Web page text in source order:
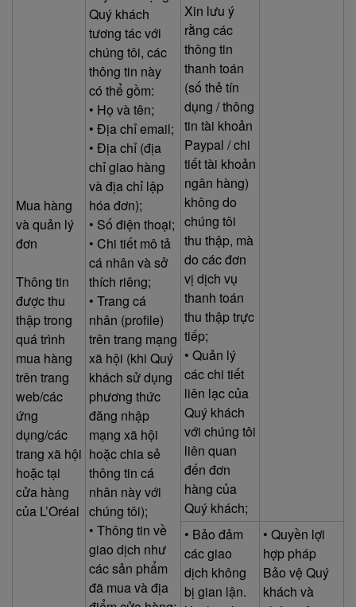
Mua hàng
và quản lý
đơn
Thông tin
được thu
thập trong
quá trình
mua hàng
trên trang
web/các
ứng
dụng/các
trang xã hội
hoặc tại
cửa hàng
của L’Oréal
Quý khách
tương tác với
chúng tôi, các
thông tin này
có thể gồm:
• Họ và tên;
• Địa chỉ email;
• Địa chỉ (địa
chỉ giao hàng
và địa chỉ lập
hóa đơn);
• Số điện thoại;
• Chi tiết mô tả
cá nhân và sở
thích riêng;
• Trang cá
nhân (profile)
trên trang mạng
xã hội (khi Quý
khách sử dụng
phương thức
đăng nhập
mạng xã hội
hoặc chia sẻ
thông tin cá
nhân này với
chúng tôi);
• Thông tin về
giao dịch như
các sản phẩm
đã mua và địa
Xin lưu ý
rằng các
thông tin
thanh toán
(số thẻ tín
dụng / thông
tin tài khoản
Paypal / chi
tiết tài khoản
ngân hàng)
không do
chúng tôi
thu thập, mà
do các đơn
vị dịch vụ
thanh toán
thu thập trực
tiếp;
• Quản lý
các chi tiết
liên lạc của
Quý khách
với chúng tôi
liên quan
đến đơn
hàng của
Quý khách;
• Bảo đảm
các giao
dịch không
bị gian lận.
• Quyền lợi
hợp pháp
Bảo vệ Quý
khách và